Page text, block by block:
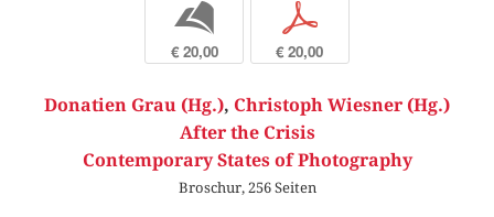
b
€ 20,00
p
€ 20,00
Donatien Grau (Hg.), Christoph Wiesner (Hg.)
After the Crisis
Contemporary States of Photography
Broschur, 256 Seiten